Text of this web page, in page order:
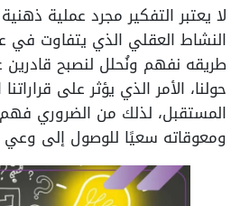
لا يعتبر التفكير مجرد عملية
النشاط العقلي الذي يتفاوت في
طريقه نفهم ونُحلل لنصبح
حولنا، الأمر الذي يؤثر على
المستقبل، لذلك من الضروري
ومعوقاته سعيًا للوصول إلى